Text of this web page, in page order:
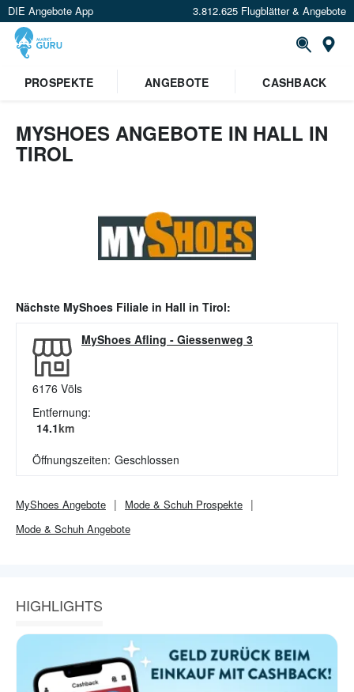
DIE Angebote App 3.812.625 Flugblätter & Angebote
PROSPEKTE
ANGEBOTE CASHBACK
MYSHOES ANGEBOTE IN HALL IN
TIROL
Nächste MyShoes Filiale in Hall in Tirol:
MyShoes Afling - Giessenweg 3
6176 Völs
Entfernung:
14.1km
Öffnungszeiten: Geschlossen
MyShoes Angebote Mode & Schuh Prospekte
Mode & Schuh Angebote
HIGHLIGHTS